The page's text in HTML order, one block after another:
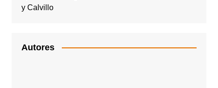
y Calvillo
Autores